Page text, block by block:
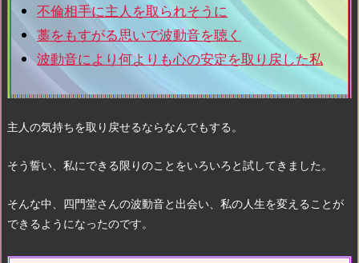
不倫相手に主人を取られそうに
藁をもすがる思いで波動音を聴く
波動音により何よりも心の安定を取り戻した私
主人の気持ちを取り戻せるならなんでもする。
そう誓い、私にできる限りのことをいろいろと試してきました。
そんな中、四門堂さんの波動音と出会い、私の人生を変えることが
できるようになったのです。